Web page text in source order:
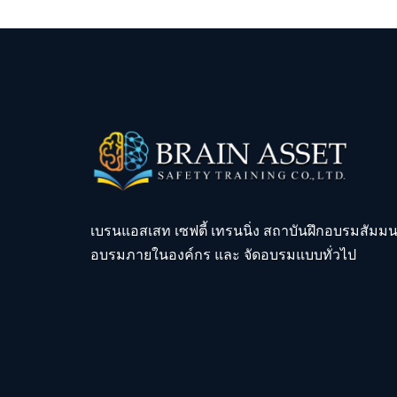
เบรนแอสเสท เซฟตี้ เทรนนิ่ง สถาบันฝึกอบรมสัมม
อบรมภายในองค์กร และ จัดอบรมแบบทั่วไป